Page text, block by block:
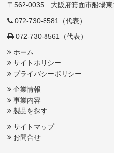
〒562-0035 大阪府箕面市船場東
072-730-8581（代表）
072-730-8561（代表）
ホーム
サイトポリシー
プライバシーポリシー
企業情報
事業内容
製品を探す
サイトマップ
お問合せ